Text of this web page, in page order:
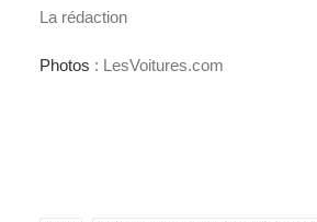
La rédaction
Photos : LesVoitures.com